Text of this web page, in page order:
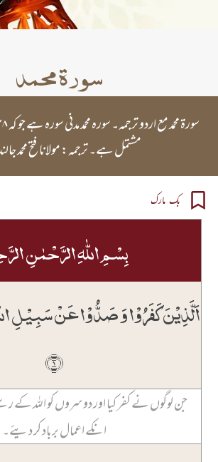
سورۃ محمد
مشتمل ہے۔ ترجمہ: مولانا فتح محمد
بک مارک
بِسۡمِ اللّٰہِ الرَّحۡمٰنِ
اَلَّذِیۡنَ کَفَرُوۡا وَ صَدُّوۡا عَنۡ سَبِیۡلِ
﴿۱﴾
جن لوگوں نے کفر کیا اور دوسروں کو اللہ کے
انکے اعمال برباد کر دیئے۔